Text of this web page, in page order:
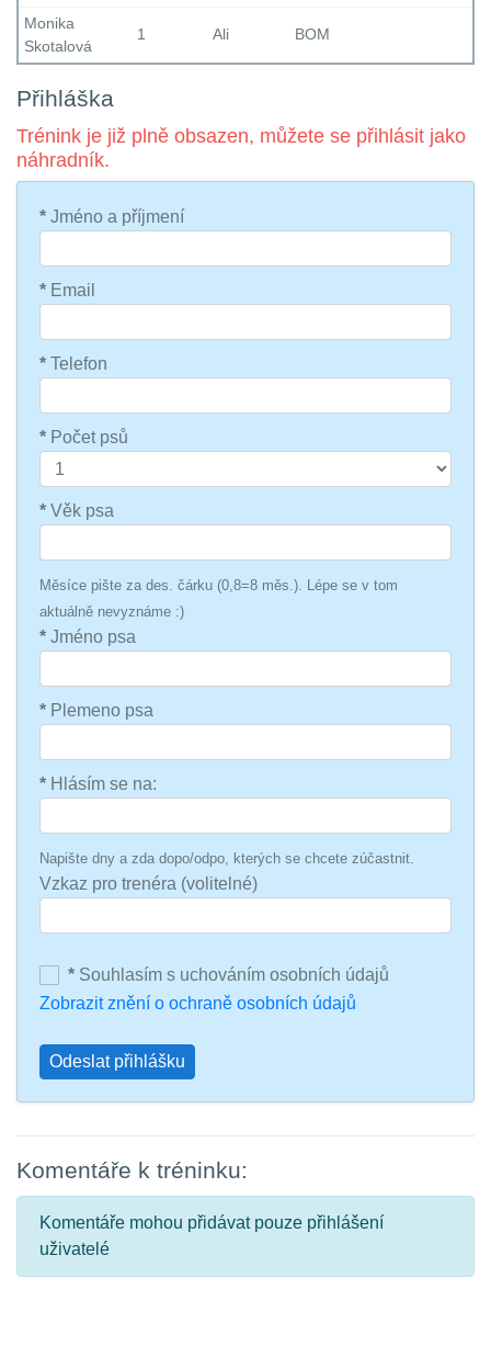
Monika
Skotalová
1 Ali BOM
Přihláška
Trénink je již plně obsazen, můžete se přihlásit jako
náhradník.
* Jméno a příjmení
* Email
* Telefon
* Počet psů
* Věk psa
Měsíce pište za des. čárku (0,8=8 měs.). Lépe se v tom
aktuálně nevyznáme :)
* Jméno psa
* Plemeno psa
* Hlásím se na:
Napište dny a zda dopo/odpo, kterých se chcete zúčastnit.
Vzkaz pro trenéra (volitelné)
* Souhlasím s uchováním osobních údajů
Zobrazit znění o ochraně osobních údajů
Odeslat přihlášku
Komentáře k tréninku:
Komentáře mohou přidávat pouze přihlášení
uživatelé